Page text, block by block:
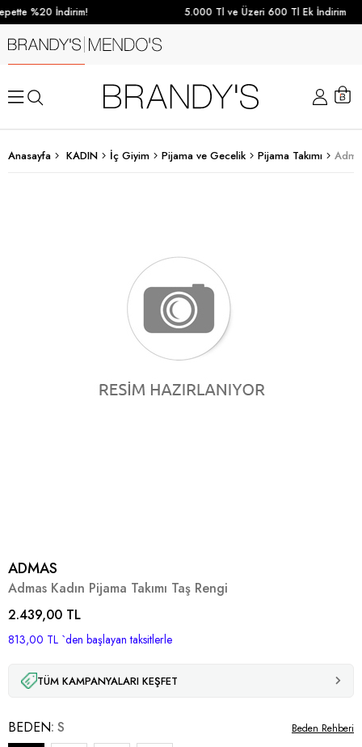
%20 İndirim! 5.000 Tl ve Üzeri 600 Tl Ek İndirim
Anasayfa KADIN İç Giyim Pijama ve Gecelik Pijama Takımı
ADMAS
Admas Kadın Pijama Takımı Taş Rengi
2.439,00 TL
813,00 TL `den başlayan taksitlerle
TÜM KAMPANYALARI KEŞFET
BEDEN S Beden Rehberi